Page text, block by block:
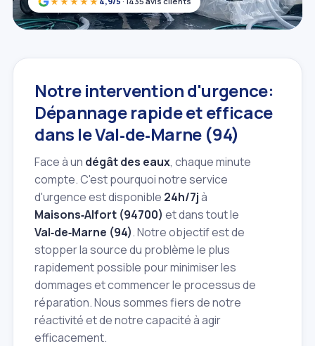
Notre intervention d'urgence:
Dépannage rapide et efficace
dans le Val‑de‑Marne (94)
Face à un dégât des eaux, chaque minute
compte. C'est pourquoi notre service
d'urgence est disponible 24h/7jà
Maisons‑Alfort (94700) et dans tout le
Val‑de‑Marne (94). Notre objectif est de
stopper la source du problème le plus
rapidement possible pour minimiser les
dommages et commencer le processus de
réparation. Nous sommes fiers de notre
réactivité et de notre capacité à agir
efficacement.